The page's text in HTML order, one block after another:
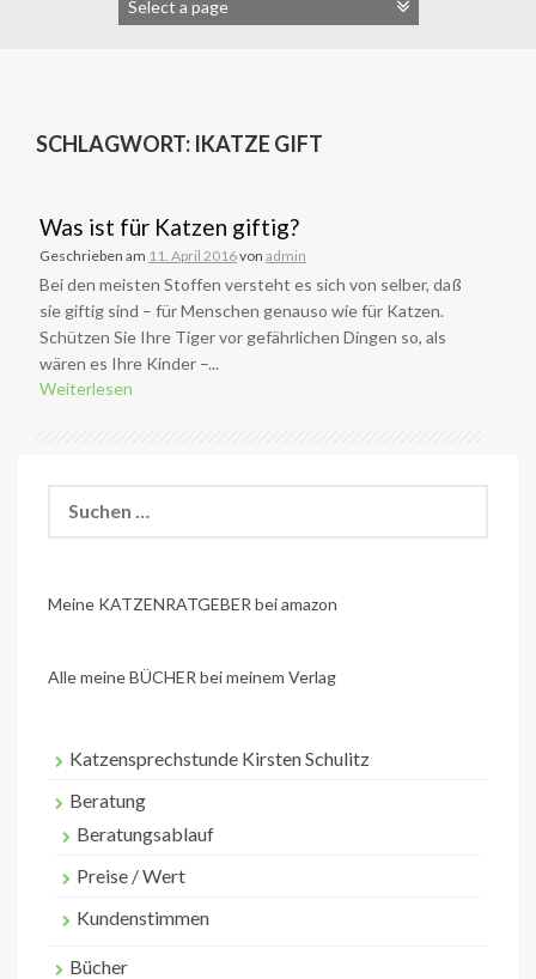
SCHLAGWORT: IKATZE GIFT
Was ist für Katzen giftig?
Geschrieben am 11. April 2016von admin
Bei den meisten Stoffen versteht es sich von selber, daß
sie giftig sind – für Menschen genauso wie für Katzen.
Schützen Sie Ihre Tiger vor gefährlichen Dingen so, als
wären es Ihre Kinder –...
Weiterlesen
nach:
Meine KATZENRATGEBER bei amazon
Alle meine BÜCHER bei meinem Verlag
Katzensprechstunde Kirsten Schulitz
Beratung
Beratungsablauf
Preise / Wert
Kundenstimmen
Bücher